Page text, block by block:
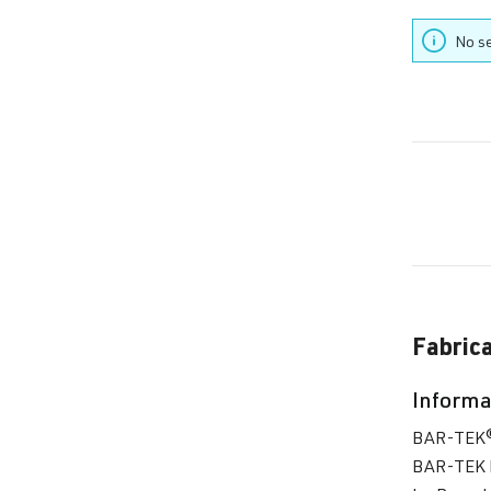
Polo
No
BAR-
BAR-